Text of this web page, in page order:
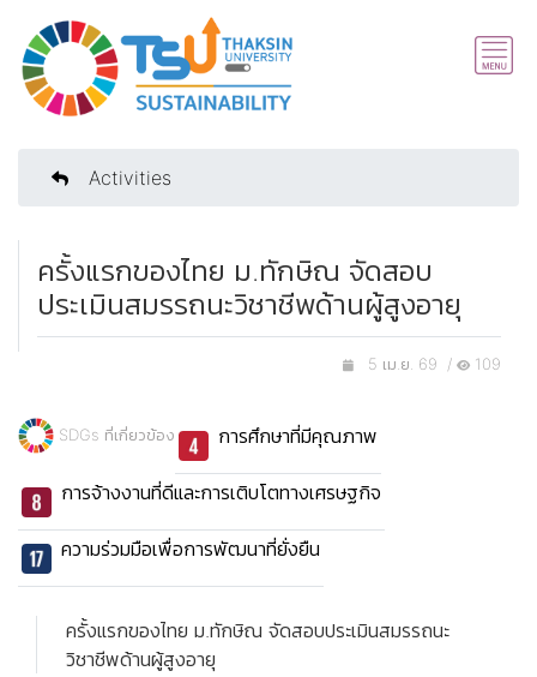
Activities
ครั้งแรกของไทย ม.ทักษิณ จัดสอบ
ประเมินสมรรถนะวิชาชีพด้านผู้สูงอายุ
5 เม.ย. 69 / 109
SDGs ที่เกี่ยวข้อง การศึกษาที่มีคุณภาพ
การจ้างงานที่ดีและการเติบโตทางเศรษฐกิจ
ความร่วมมือเพื่อการพัฒนาที่ยั่งยืน
ครั้งแรกของไทย ม.ทักษิณ จัดสอบประเมินสมรรถนะ
วิชาชีพด้านผู้สูงอายุ